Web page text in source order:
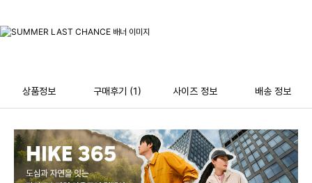
상품정보 구매후기 (1) 사이즈 정보 배송 정보